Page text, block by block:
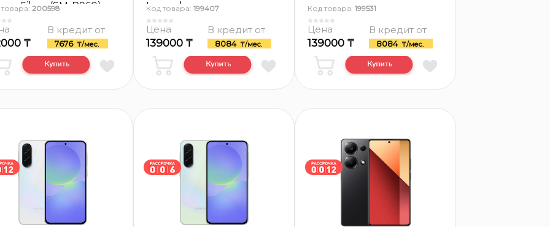
Silver (SM-R960)
200598
₸
В кредит от
7676 ₸/мес.
Lavender
Код товара: 199407
Цена
139000 ₸
В кредит от
8084 ₸/мес.
Код товара: 199531
Цена
139000 ₸
В кредит от
8084 ₸/мес.